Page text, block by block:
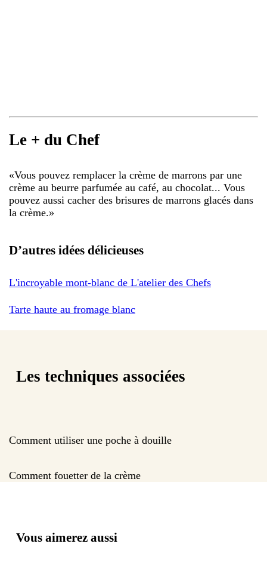
Le + du Chef
«Vous pouvez remplacer la crème de marrons par une
crème au beurre parfumée au café, au chocolat... Vous
pouvez aussi cacher des brisures de marrons glacés dans
la crème.»
D’autres idées délicieuses
L'incroyable mont-blanc de L'atelier des Chefs
Tarte haute au fromage blanc
Les techniques associées
Comment utiliser une poche à douille
Comment fouetter de la crème
Vous aimerez aussi